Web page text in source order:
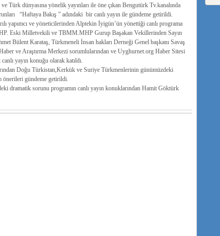
Türk dünyasına yönelik yayınları ile öne çıkan Bengutürk Tv.kanalında
“Haftaya Bakış ” adındaki bir canlı yayın ile gündeme getirildi.
yapımcı ve yöneticilerinden Alptekin İyigün’ün yönettiği canlı programa
Eski Milletvekili ve TBMM.MHP Gurup Başakan Vekillerinden Sayın
Bülent Karataş, Türkmeneli İnsan hakları Derneği Genel başkanı Savaş
ve Araştırma Merkezi sorumlularından ve Uyghurnet.org Haber Sitesi
yayın konuğu olarak katıldı.
Doğu Türkistan,Kerkük ve Suriye Türkmenlerinin günümüzdeki
önerileri gündeme getirildi.
dramatik sorunu programın canlı yayın konuklarından Hamit Göktürk